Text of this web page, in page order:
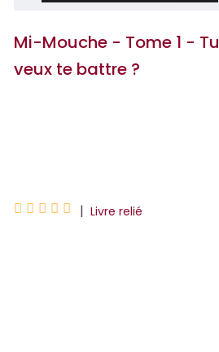
Mi-Mouche - Tome 1 - Tu
veux te battre ?
     | Livre relié